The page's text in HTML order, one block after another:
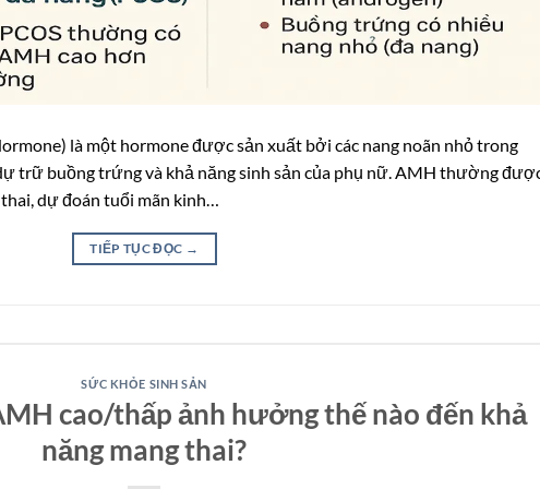
là một hormone được sản xuất bởi các nang noãn nhỏ trong
trữ buồng trứng và khả năng sinh sản của phụ nữ. AMH thường
dự đoán tuổi mãn kinh…
TIẾP TỤC ĐỌC →
SỨC KHỎE SINH SẢN
cao/thấp ảnh hưởng thế nào đến khả
năng mang thai?